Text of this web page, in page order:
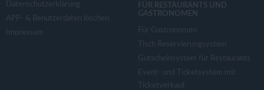
Datenschutzerklärung
APP- & Benutzerdaten löschen
Impressum
FÜR RESTAURANTS UND
GASTRONOMEN
Für Gastronomen
Tisch Reservierungsystem
Gutscheinsystem für Restaurants
Event- und Ticketsystem mit
Ticketverkauf